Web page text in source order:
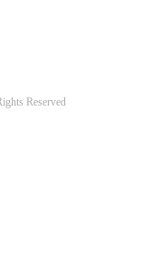
Reserved